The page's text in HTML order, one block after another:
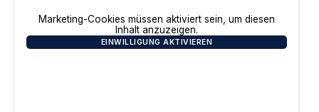
Marketing-Cookies müssen aktiviert sein, um diesen
Inhalt anzuzeigen.
EINWILLIGUNG AKTIVIEREN